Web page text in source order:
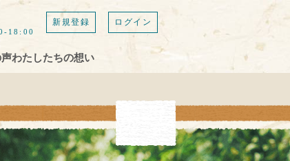
18:00
新規登録 ログイン
わたしたちの想い